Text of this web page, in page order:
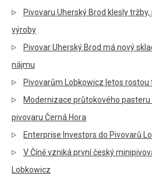
Pivovaru Uherský Brod klesly
výroby
Pivovar Uherský Brod má nový
nájmu
Pivovarům Lobkowicz letos rostou
Modernizace průtokového pasteru
pivovaru Černá Hora
Enterprise Investors do Pivovarů
V Číně vzniká první český
Lobkowicz